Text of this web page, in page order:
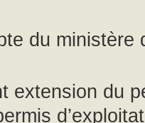
du ministère
extension du